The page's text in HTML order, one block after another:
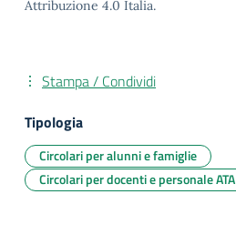
Attribuzione 4.0 Italia.
Stampa / Condividi
Tipologia
Circolari per alunni e famiglie
Circolari per docenti e personale ATA